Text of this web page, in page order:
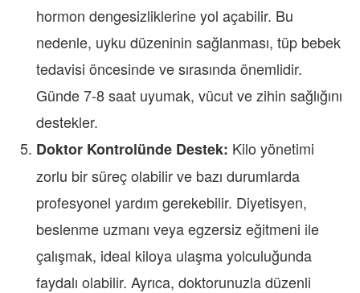
hormon dengesizliklerine yol açabilir. Bu
nedenle, uyku düzeninin sağlanması, tüp bebek
tedavisi öncesinde ve sırasında önemlidir.
Günde 7-8 saat uyumak, vücut ve zihin sağlığını
destekler.
Doktor Kontrolünde Destek: Kilo yönetimi
zorlu bir süreç olabilir ve bazı durumlarda
profesyonel yardım gerekebilir. Diyetisyen,
beslenme uzmanı veya egzersiz eğitmeni ile
çalışmak, ideal kiloya ulaşma yolculuğunda
faydalı olabilir. Ayrıca, doktorunuzla düzenli